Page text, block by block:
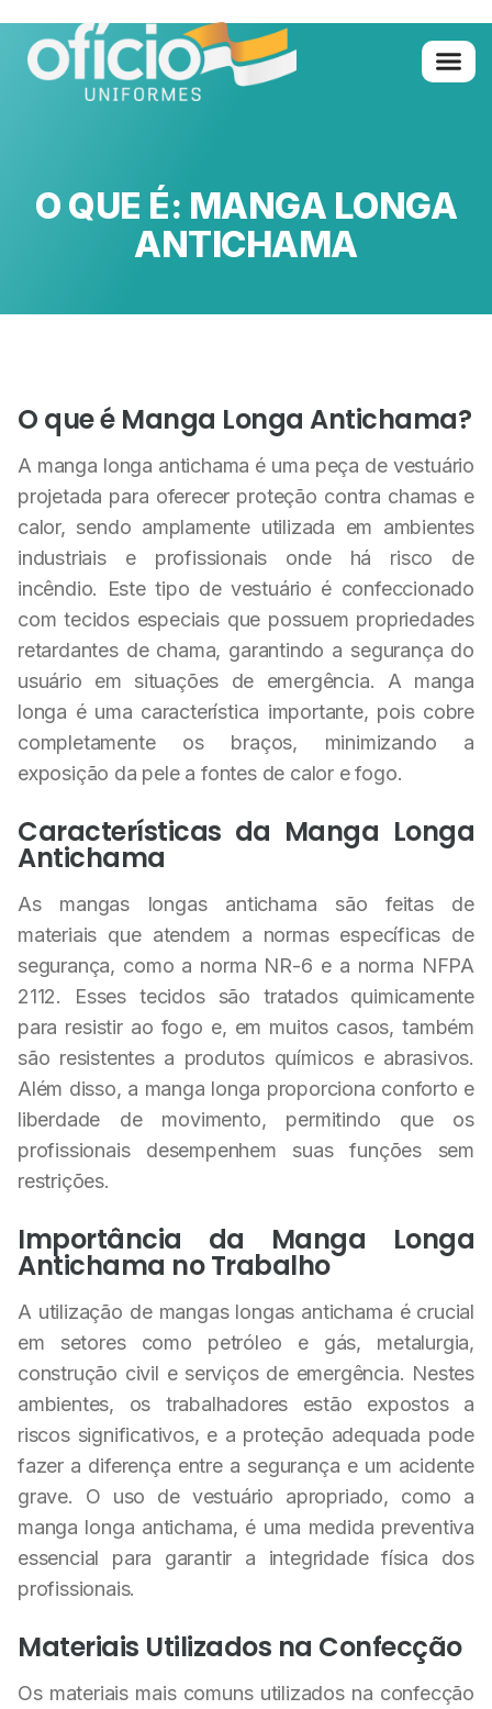
O QUE É: MANGA LONGA
ANTICHAMA
O que é Manga Longa Antichama?
A manga longa antichama é uma peça de vestuário
projetada para oferecer proteção contra chamas e
calor, sendo amplamente utilizada em ambientes
industriais e profissionais onde há risco de
incêndio. Este tipo de vestuário é confeccionado
com tecidos especiais que possuem propriedades
retardantes de chama, garantindo a segurança do
usuário em situações de emergência. A manga
longa é uma característica importante, pois cobre
completamente os braços, minimizando a
exposição da pele a fontes de calor e fogo.
Características da Manga Longa
Antichama
As mangas longas antichama são feitas de
materiais que atendem a normas específicas de
segurança, como a norma NR-6 e a norma NFPA
2112. Esses tecidos são tratados quimicamente
para resistir ao fogo e, em muitos casos, também
são resistentes a produtos químicos e abrasivos.
Além disso, a manga longa proporciona conforto e
liberdade de movimento, permitindo que os
profissionais desempenhem suas funções sem
restrições.
Importância da Manga Longa
Antichama no Trabalho
A utilização de mangas longas antichama é crucial
em setores como petróleo e gás, metalurgia,
construção civil e serviços de emergência. Nestes
ambientes, os trabalhadores estão expostos a
riscos significativos, e a proteção adequada pode
fazer a diferença entre a segurança e um acidente
grave. O uso de vestuário apropriado, como a
manga longa antichama, é uma medida preventiva
essencial para garantir a integridade física dos
profissionais.
Materiais Utilizados na Confecção
Os materiais mais comuns utilizados na confecção